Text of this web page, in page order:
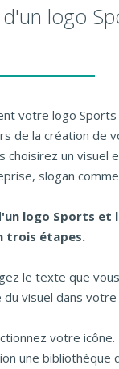
logo
votre logo
de la création de
choisirez un visuel
slogan
logo Sports et
trois étapes.
le texte que
visuel dans votre
votre
une bibliothèque